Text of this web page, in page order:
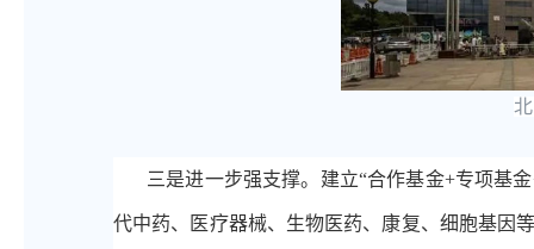
三是进一步强支撑。建立“合作基金+专项基
代中药、医疗器械、生物医药、康复、细胞基因